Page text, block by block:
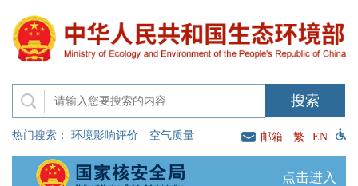
热门搜索： 环境影响评价 空气质量 邮箱 繁 EN
点击进入